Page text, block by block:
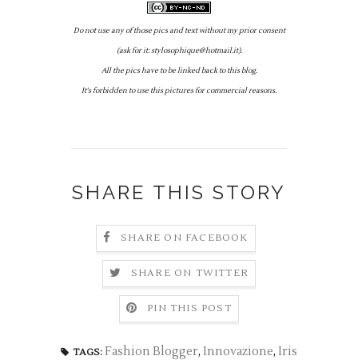
Do not use any of those pics and text without my prior consent
(ask for it: stylosophique@hotmail.it).
All the pics have to be linked back to this blog.
It's forbidden to use this pictures for commercial reasons.
SHARE THIS STORY
SHARE ON FACEBOOK
SHARE ON TWITTER
PIN THIS POST
TAGS: Fashion Blogger, Innovazione, Iris